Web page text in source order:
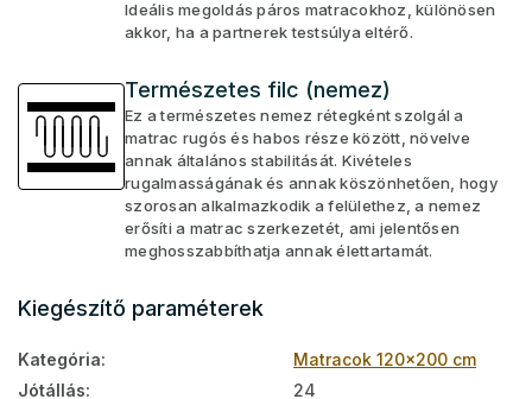
Ideális megoldás páros matracokhoz, különösen
akkor, ha a partnerek testsúlya eltérő.
Természetes filc (nemez)
Ez a természetes nemez rétegként szolgál a
matrac rugós és habos része között, növelve
annak általános stabilitását. Kivételes
rugalmasságának és annak köszönhetően, hogy
szorosan alkalmazkodik a felülethez, a nemez
erősíti a matrac szerkezetét, ami jelentősen
meghosszabbíthatja annak élettartamát.
Kiegészítő paraméterek
Kategória:
Matracok 120x200 cm
Jótállás:
24